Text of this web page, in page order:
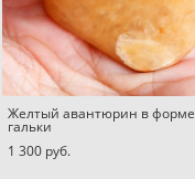
Желтый авантюрин в форме
гальки
1 300 pуб.